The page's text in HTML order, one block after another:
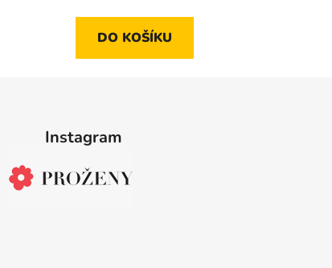
DO KOŠÍKU
Instagram